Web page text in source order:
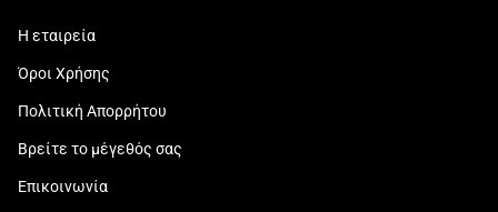
Η εταιρεία
Όροι Χρήσης
Πολιτική Απορρήτου
Βρείτε το μέγεθός σας
Επικοινωνία